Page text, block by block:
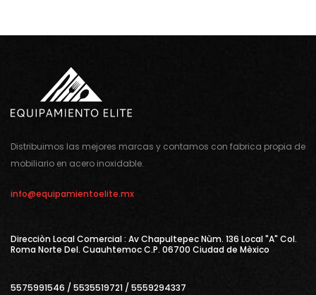
Distribuimos las mejores marcas y contamos con fabrica propia de
mobiliario en acero inoxidable.
info@equipamientoelite.mx
Direcciòn Local Comercial : Av Chapultepec Nùm. 136 Local "A" Col.
Roma Norte Del. Cuauhtemoc C.P. 06700 Ciudad de Mèxico
5575991546 / 5535519721 / 5559294337